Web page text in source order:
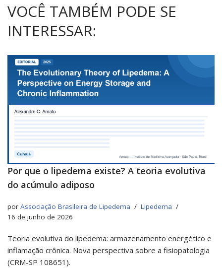
VOCÊ TAMBÉM PODE SE
INTERESSAR:
Por que o lipedema existe? A teoria evolutiva
do acúmulo adiposo
por Associação Brasileira de Lipedema
Lipedema
16 de junho de 2026
Teoria evolutiva do lipedema: armazenamento energético e
inflamação crônica. Nova perspectiva sobre a fisiopatologia
(CRM-SP 108651).